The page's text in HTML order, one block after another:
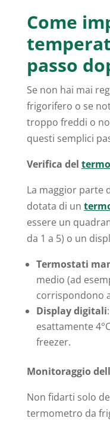
Come
passo
Se non hai mai
frigorifero o se
troppo freddi o
questi semplici
Verifica del
La maggior parte
dotata di un
essere un
da 1 a 5) o un
Termostati
medio (ad
corrispondono
Display digitali
esattamente
freezer.
Monitoraggio
Non fidarti solo
termometro da